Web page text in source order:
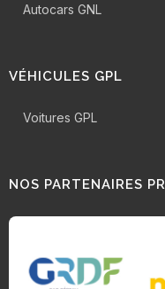
Autocars GNL
VÉHICULES GPL
Voitures GPL
NOS PARTENAIRES